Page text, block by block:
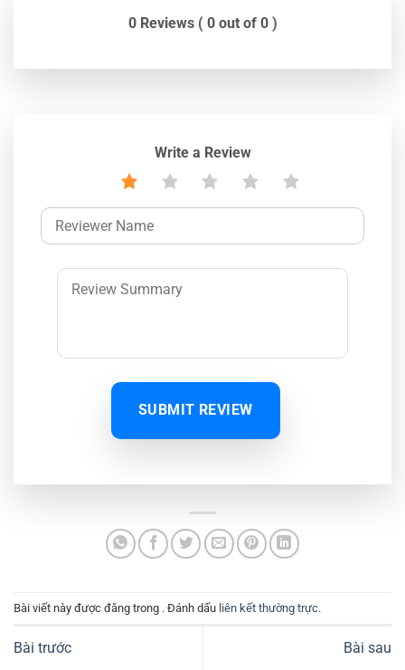
0 Reviews ( 0 out of 0 )
Write a Review
SUBMIT REVIEW
Bài viết này được đăng trong . Đánh dấu liên kết thường trực.
Bài trước Bài sau